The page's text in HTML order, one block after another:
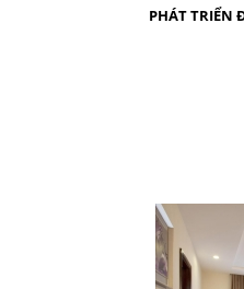
PHÁT TRIỂN